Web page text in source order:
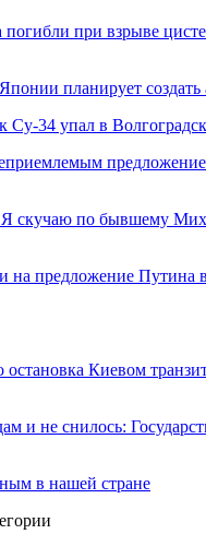
погибли при взрыве
планирует
34 упал в
скучаю по бывшему
предложение Путина
Киевом
и не снилось:
в нашей стране